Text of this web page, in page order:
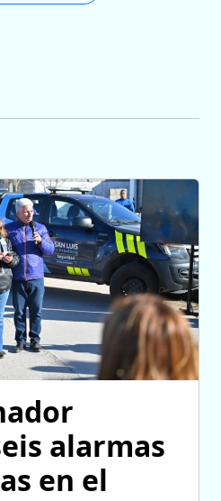
alarmas
en el